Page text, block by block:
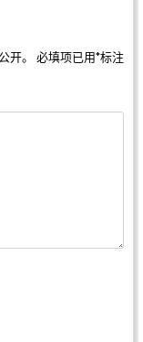
开。 必填项已用*标注